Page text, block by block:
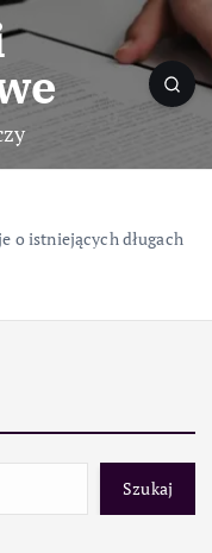
o istniejących długach
Szukaj